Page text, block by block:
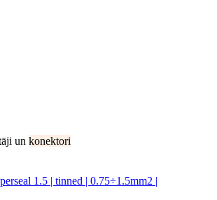
un konektori
1.5 | tinned | 0.75÷1.5mm2 |